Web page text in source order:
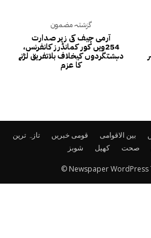
گزشتہ مضمون
آرمی چیف کی زیر صدارت
254ویں کور کمانڈرز کانفرنس،
دہشتگردوں کیخلاف بلاتفریق لڑنے
کا عزم
تازہ ترین قومی خبریں بین الاقوامی
شوبز
کھیل صحت
© Newspaper WordPress